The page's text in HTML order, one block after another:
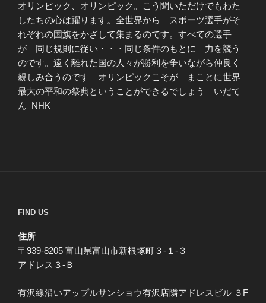
オリンピック、オリンピック。こう聞いただけでもわた
したちの心は躍ります。全世界から スポーツ選手がそ
れぞれの国旗をかざして集まるのです。すべての選手
が 同じ規則に従い・・・同じ条件のもとに 力を競う
のです。遠く離れた国の人々が勝利を争いながら仲良く
親しみ合うのです オリンピックこそが まことに世界
最大の平和の祭典ということができるでしょう いだて
ん–NHK
FIND US
住所
〒939-8205 富山県富山市新根塚町３-１-３
アドレス３-Ｂ
有沢線沿いアップルサンショウ有沢店隣アドレスビル ３F